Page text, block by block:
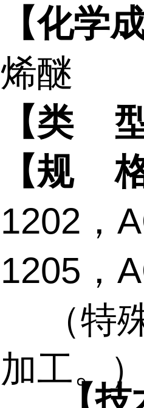
【化学
烯醚
【类
【规
1202，
1205，
（特
加工。）